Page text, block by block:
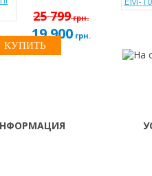
25 799грн.
19 900грн.
КУПИТЬ